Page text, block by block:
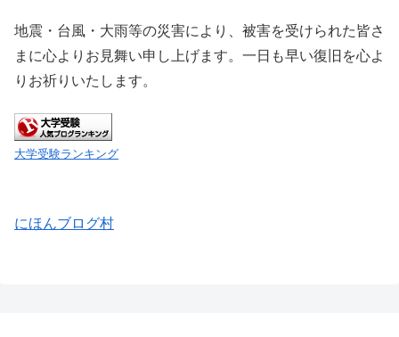
地震・台風・大雨等の災害により、被害を受けられた皆さ
まに心よりお見舞い申し上げます。一日も早い復旧を心よ
りお祈りいたします。
大学受験ランキング
にほんブログ村